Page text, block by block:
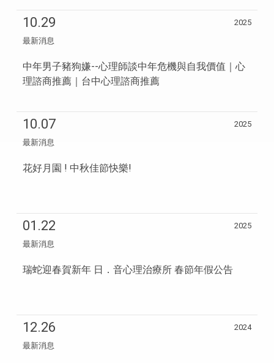
10.29
2025
最新消息
中年男子豬狗嫌--心理師談中年危機與自我價值｜心
理諮商推薦｜台中心理諮商推薦
10.07
2025
最新消息
花好月園 ! 中秋佳節快樂!
01.22
2025
最新消息
瑞蛇迎春賀新年 日．音心理治療所 春節年假公告
12.26
2024
最新消息